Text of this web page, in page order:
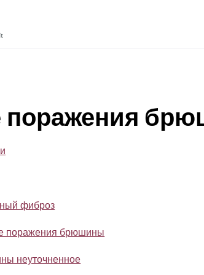
поражения
фиброз
поражения брюшины
неуточненное